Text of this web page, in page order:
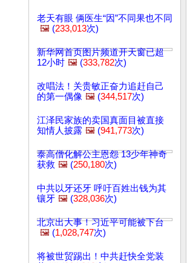
老天有眼 俩医生“因”不同果也不同
🖼️ (233,013次)
新华网首页图片频道开天窗已超
12小时 🖼️ (333,782次)
改唱法！关贵敏正奋力追赶自己
的第一偶像 🖼️ (344,517次)
江泽民家族的卖国真面目被直接
知情人披露 🖼️ (941,773次)
泰高僧化解公主恩怨 13少年神奇
获救 🖼️ (250,180次)
中共以牙还牙 呼吁百姓出钱为其
镶牙 🖼️ (328,036次)
北京出大事！习近平可能被下台
🖼️ (1,028,747次)
将被世贸踢出！中共赶快全党装